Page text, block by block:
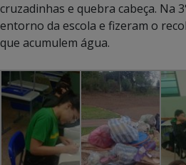
cruzadinhas e quebra cabeça. Na
entorno da escola e fizeram o
que acumulem água.